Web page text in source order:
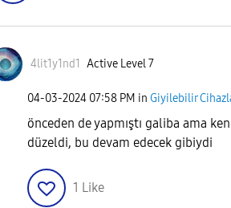
4lit1y1nd1 Active Level 7
‎04-03-2024 07:58 PM in Giyilebilir
önceden de yapmıştı galiba ama
düzeldi, bu devam edecek gibiydi
1 Like